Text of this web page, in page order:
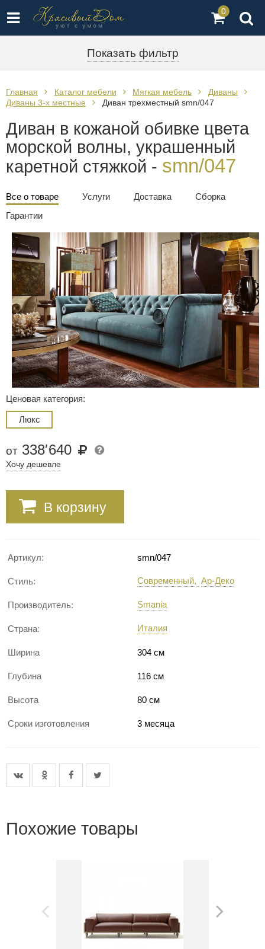
0
Показать фильтр
Главная Каталог мебели Мягкая мебель
Диваны
Диваны 3-х местные
Диван трехместный smn/047
Диван в кожаной обивке цвета
морской волны, украшенный
каретной стяжкой - smn/047
Все о товаре Услуги Доставка
Сборка
Гарантии
Ценовая категория:
Люкс
от 338′640
Хочу дешевле
В корзину
Артикул: smn/047
Стиль: Современный Ар-Деко
Производитель: Smania
Страна: Италия
Ширина 304 см
Глубина 116 см
Высота 80 см
Сроки изготовления 3 месяца
Похожие товары